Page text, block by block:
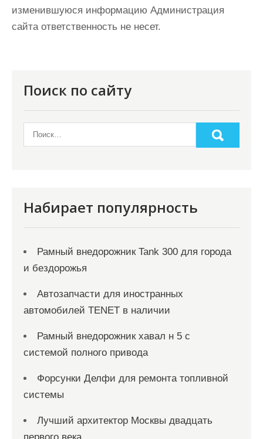
изменившуюся информацию Администрация
сайта ответственность не несет.
Поиск по сайту
Набирает популярность
Рамный внедорожник Tank 300 для города
и бездорожья
Автозапчасти для иностранных
автомобилей TENET в наличии
Рамный внедорожник хавал н 5 с
системой полного привода
Форсунки Делфи для ремонта топливной
системы
Лучший архитектор Москвы двадцать